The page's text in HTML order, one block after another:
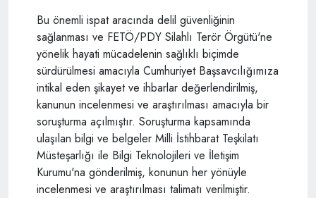
Bu önemli ispat aracında delil güvenliğinin
sağlanması ve FETÖ/PDY Silahlı Terör Örgütü'ne
yönelik hayati mücadelenin sağlıklı biçimde
sürdürülmesi amacıyla Cumhuriyet Başsavcılığımıza
intikal eden şikayet ve ihbarlar değerlendirilmiş,
kanunun incelenmesi ve araştırılması amacıyla bir
soruşturma açılmıştır. Soruşturma kapsamında
ulaşılan bilgi ve belgeler Milli İstihbarat Teşkilatı
Müsteşarlığı ile Bilgi Teknolojileri ve İletişim
Kurumu'na gönderilmiş, konunun her yönüyle
incelenmesi ve araştırılması talimatı verilmiştir.